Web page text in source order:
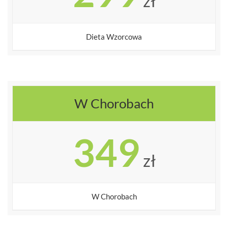
Dieta Wzorcowa
W Chorobach
349 zł
W Chorobach